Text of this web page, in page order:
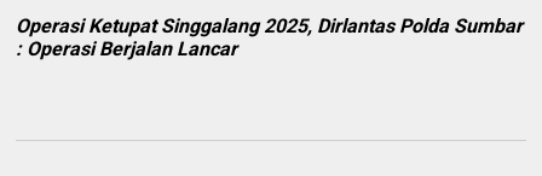
Operasi Ketupat Singgalang 2025, Dirlantas Polda Sumbar
: Operasi Berjalan Lancar